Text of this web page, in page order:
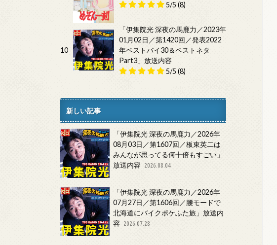
5/5 (8)
10
「伊集院光 深夜の馬鹿力／2023年
01月02日／第1420回／発表2022
年ベストバイ30＆ベストネタ
Part3」放送内容
5/5 (8)
新しい記事
「伊集院光 深夜の馬鹿力／2026年
08月03日／第1607回／板東英二は
みんなが思ってる何十倍もすごい」
放送内容
2026.08.04
「伊集院光 深夜の馬鹿力／2026年
07月27日／第1606回／腰モードで
北海道にバイクポケふた旅」放送内
容
2026.07.28